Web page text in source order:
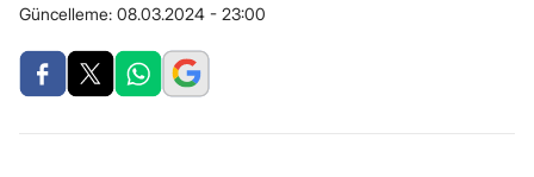
Güncelleme: 08.03.2024 - 23:00